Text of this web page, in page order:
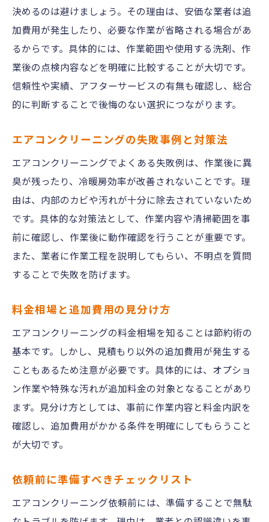
決めるのは避けましょう。その理由は、安価な業者は追
加費用が発生したり、必要な作業が省略される場合があ
るからです。具体的には、作業範囲や使用する洗剤、作
業後の点検内容などを明確に比較することが大切です。
信頼性や実績、アフターサービスの有無も確認し、総合
的に判断することで後悔のない選択につながります。
エアコンクリーニングの失敗事例と対策法
エアコンクリーニングでよくある失敗例は、作業後に異
臭が残ったり、冷暖房効率が改善されないことです。理
由は、内部のカビや汚れが十分に除去されていないため
です。具体的な対策法として、作業内容や清掃範囲を事
前に確認し、作業後に動作確認を行うことが重要です。
また、業者に作業工程を説明してもらい、不明点を質問
することで失敗を防げます。
料金相場と追加費用の見分け方
エアコンクリーニングの料金相場を知ることは節約術の
基本です。しかし、見積もり以外の追加費用が発生する
こともあるため注意が必要です。具体的には、オプショ
ン作業や特殊な汚れが追加料金の対象となることがあり
ます。見分け方としては、事前に作業内容と料金内訳を
確認し、追加費用がかかる条件を明確にしてもらうこと
が大切です。
依頼前に準備すべきチェックリスト
エアコンクリーニング依頼前には、準備することで無駄